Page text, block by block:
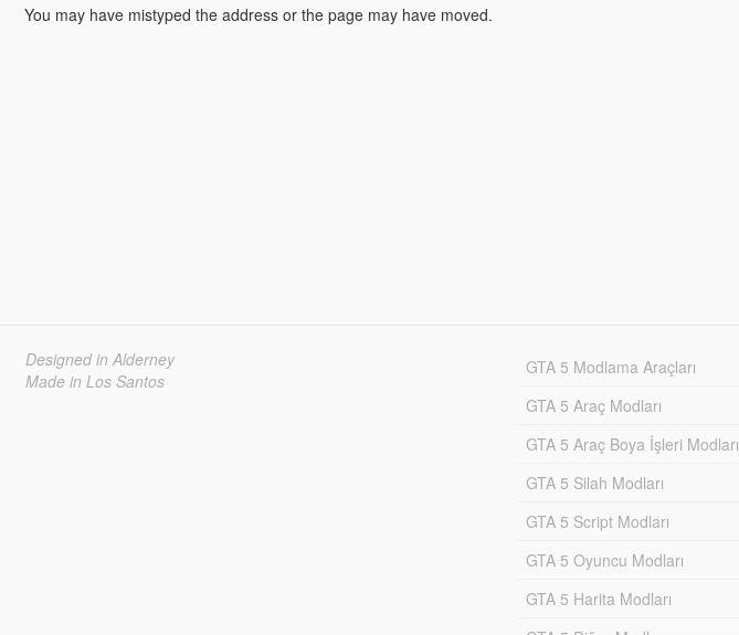
You may have mistyped the address or the page may have moved.
Designed in Alderney
Made in Los Santos
GTA 5 Modlama Araçları
GTA 5 Araç Modları
GTA 5 Araç Boya İşleri Modları
GTA 5 Silah Modları
GTA 5 Script Modları
GTA 5 Oyuncu Modları
GTA 5 Harita Modları